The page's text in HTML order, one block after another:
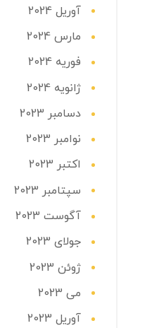
آوریل 2024
مارس 2024
فوریه 2024
ژانویه 2024
دسامبر 2023
نوامبر 2023
اکتبر 2023
سپتامبر 2023
آگوست 2023
جولای 2023
ژوئن 2023
می 2023
آوریل 2023